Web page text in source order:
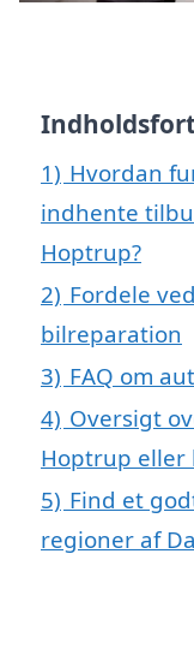
1) Hvordan
indhente
Hoptrup?
2) Fordele
bilreparation
3) FAQ om
4) Oversigt
Hoptrup eller
5) Find et
regioner af